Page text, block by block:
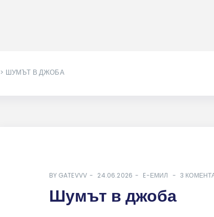
> ШУМЪТ В ДЖОБА
BY GATEVVV 24.06.2026 E-ЕМИЛ 3
Шумът в джоба